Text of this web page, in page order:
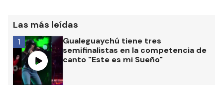
Las más leídas
Gualeguaychú tiene tres
semifinalistas en la competencia de
canto "Este es mi Sueño"
1